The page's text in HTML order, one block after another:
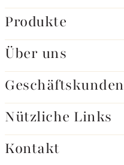
Produkte
Über uns
Geschäftskunden
Nützliche Links
Kontakt